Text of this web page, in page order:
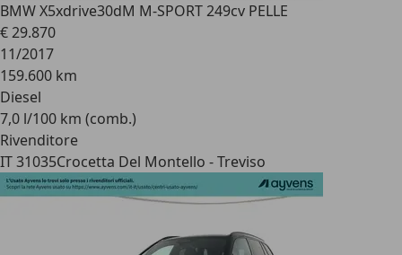
BMW X5xdrive30dM M-SPORT 249cv PELLE
€ 29.870
11/2017
159.600 km
Diesel
7,0 l/100 km (comb.)
Rivenditore
IT 31035Crocetta Del Montello - Treviso